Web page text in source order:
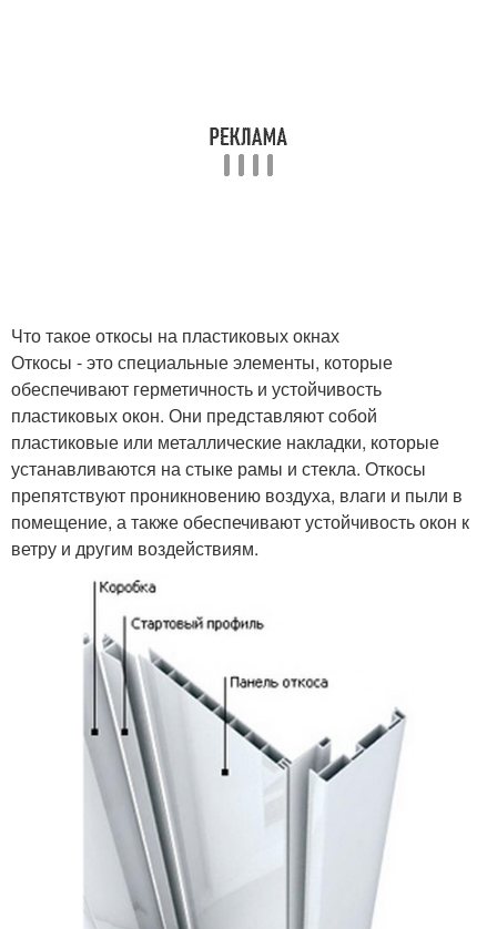
Что такое откосы на пластиковых окнах
Откосы - это специальные элементы, которые
обеспечивают герметичность и устойчивость
пластиковых окон. Они представляют собой
пластиковые или металлические накладки, которые
устанавливаются на стыке рамы и стекла. Откосы
препятствуют проникновению воздуха, влаги и пыли в
помещение, а также обеспечивают устойчивость окон к
ветру и другим воздействиям.